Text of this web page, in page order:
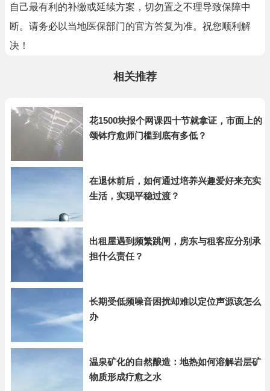
自己最有利的补缴或延续方案，切勿置之不理导致保障中
断。请务必以当地医保部门的官方答复为准。祝您顺利解
决！
相关推荐
花1500块报个网课四十节就拿证，市面上的
颂钵疗愈师门槛到底有多低？
在退休前后，如何通过培养兴趣爱好来充实
生活，实现平稳过渡？
出租屋遇到频繁跳闸，房东与租客应分别承
担什么责任？
长期受低频噪音困扰却难以定位声源该怎么
办
温泉矿化的自然酿造：地热如何溶解岩层矿
物质形成疗愈之水